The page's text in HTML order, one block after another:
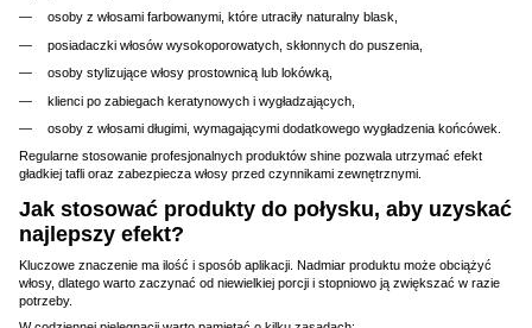
osoby z włosami farbowanymi, które utraciły naturalny blask,
posiadaczki włosów wysokoporowatych, skłonnych do puszenia,
osoby stylizujące włosy prostownicą lub lokówką,
klienci po zabiegach keratynowych i wygładzających,
osoby z włosami długimi, wymagającymi dodatkowego wygładzenia końcówek.
Regularne stosowanie profesjonalnych produktów shine pozwala utrzymać efekt
gładkiej tafli oraz zabezpiecza włosy przed czynnikami zewnętrznymi.
Jak stosować produkty do połysku, aby uzyskać
najlepszy efekt?
Kluczowe znaczenie ma ilość i sposób aplikacji. Nadmiar produktu może obciążyć
włosy, dlatego warto zaczynać od niewielkiej porcji i stopniowo ją zwiększać w razie
potrzeby.